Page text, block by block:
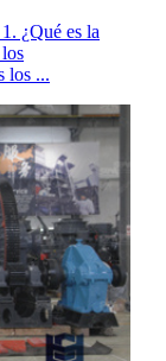
¿Qué es la
los ...